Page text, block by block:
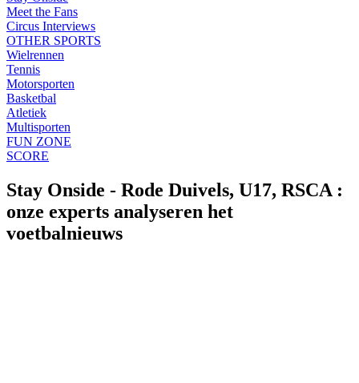
Meet the Fans
Circus Interviews
OTHER SPORTS
Wielrennen
Tennis
Motorsporten
Basketbal
Atletiek
Multisporten
FUN ZONE
SCORE
Stay Onside - Rode Duivels, U17, RSCA :
onze experts analyseren het
voetbalnieuws